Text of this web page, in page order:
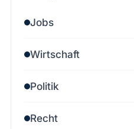
Jobs
Wirtschaft
Politik
Recht